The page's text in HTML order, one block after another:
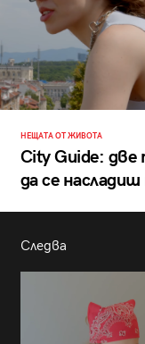
НЕЩАТА ОТ ЖИВОТА
City Guide:
да се
Следва